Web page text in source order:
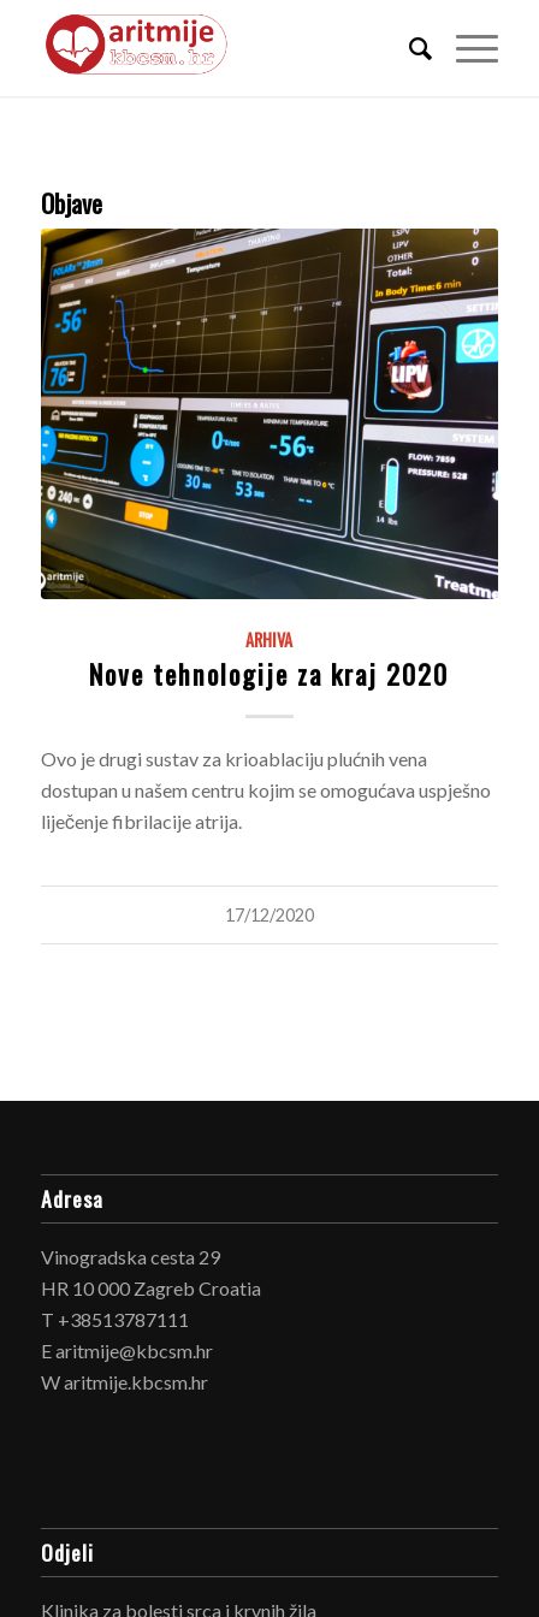
Objave
ARHIVA
Nove tehnologije za kraj 2020
Ovo je drugi sustav za krioablaciju plućnih vena
dostupan u našem centru kojim se omogućava uspješno
liječenje fibrilacije atrija.
17/12/2020
Adresa
Vinogradska cesta 29
HR 10 000 Zagreb Croatia
T +38513787111
E aritmije@kbcsm.hr
W aritmije.kbcsm.hr
Odjeli
Klinika za bolesti srca i krvnih žila